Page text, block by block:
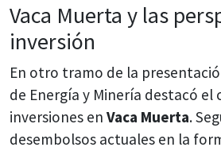
Vaca Muerta y las
inversión
En otro tramo de la
de Energía y Minería destacó el
inversiones en Vaca Muerta.
desembolsos actuales en la